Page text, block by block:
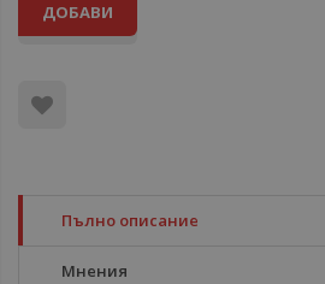
ДОБАВИ
Пълно описание
Мнения